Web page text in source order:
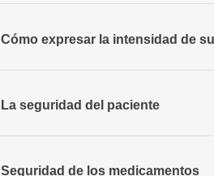
Cómo expresar la intensidad de
La seguridad del paciente
Seguridad de los medicamentos